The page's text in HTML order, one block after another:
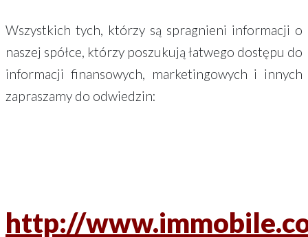
Wszystkich tych, którzy są spragnieni informacji o
naszej spółce, którzy poszukują łatwego dostępu do
informacji finansowych, marketingowych i innych
zapraszamy do odwiedzin:
http://